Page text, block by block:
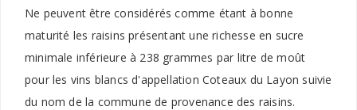
Ne peuvent être considérés comme étant à bonne
maturité les raisins présentant une richesse en sucre
minimale inférieure à 238 grammes par litre de moût
pour les vins blancs d'appellation Coteaux du Layon suivie
du nom de la commune de provenance des raisins.